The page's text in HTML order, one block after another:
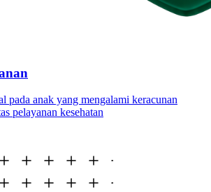
pada anak yang mengalami keracunan
pelayanan kesehatan